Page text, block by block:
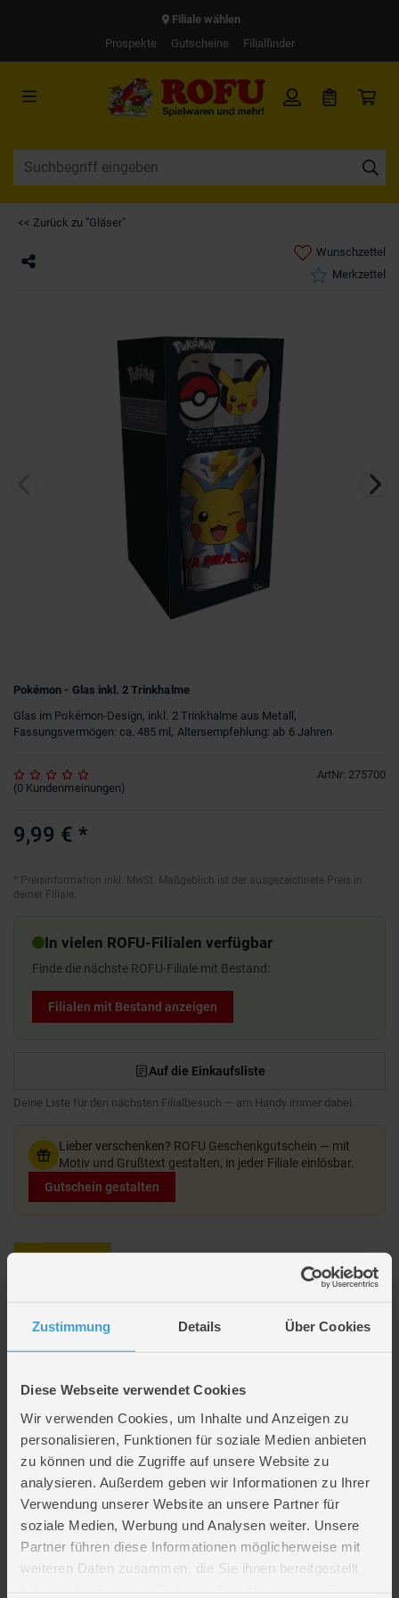
Zustimmung Details Über Cookies
Diese Webseite verwendet Cookies
Wir verwenden Cookies, um Inhalte und Anzeigen zu
personalisieren, Funktionen für soziale Medien anbieten
zu können und die Zugriffe auf unsere Website zu
analysieren. Außerdem geben wir Informationen zu Ihrer
Verwendung unserer Website an unsere Partner für
soziale Medien, Werbung und Analysen weiter. Unsere
Partner führen diese Informationen möglicherweise mit
weiteren Daten zusammen, die Sie ihnen bereitgestellt
Filiale wählen
Prospekte
Gutscheine Filialfinder
<< Zurück zu "Gläser"
Wunschzettel
Merkzettel
Pokémon - Glas inkl. 2 Trinkhalme
Glas im Pokémon-Design, inkl. 2 Trinkhalme aus Metall,
Fassungsvermögen: ca. 485 ml, Altersempfehlung: ab 6 Jahren
ArtNr: 275700
(0 Kundenmeinungen)
9,99 € *
* Preisinformation inkl. MwSt. Maßgeblich ist der ausgezeichnete Preis in
deiner Filiale.
In vielen ROFU-Filialen verfügbar
Finde die nächste ROFU-Filiale mit Bestand:
Filialen mit Bestand anzeigen
Auf die Einkaufsliste
Deine Liste für den nächsten Filialbesuch — am Handy immer dabei.
Lieber verschenken? ROFU Geschenkgutschein — mit
Motiv und Grußtext gestalten, in jeder Filiale einlösbar.
Gutschein gestalten
Beschreibung
Artikelmerkmale
Farbe
BLAU, GELB, ROT
Material
Glas
Altersempfehlung
ab 6 Jahre
Verpackungsmaße
Länge ca. 9,6 cm